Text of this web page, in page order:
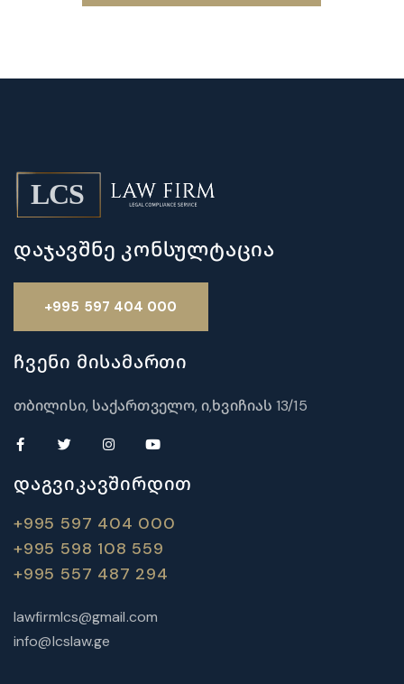
დაჯავშნე კონსულტაცია
+995 597 404 000
ჩვენი მისამართი
თბილისი, საქართველო, ი,ხვიჩიას 13/15
დაგვიკავშირდით
+995 597 404 000
+995 598 108 559
+995 557 487 294
lawfirmlcs@gmail.com
info@lcslaw.ge